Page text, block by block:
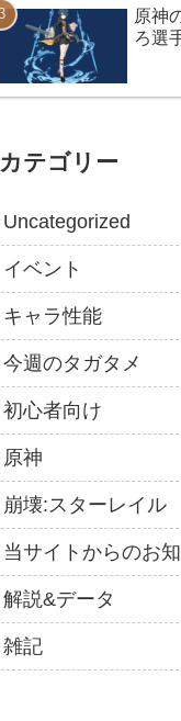
原神
ろ選
カテゴリー
Uncategorized
イベント
キャラ性能
今週のタガタメ
初心者向け
原神
崩壊:スターレイル
当サイトからのお
解説&データ
雑記